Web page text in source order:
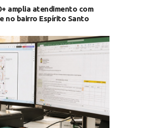
amplia atendimento com
no bairro Espírito Santo